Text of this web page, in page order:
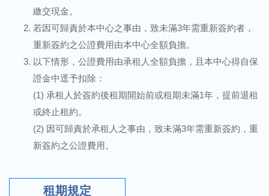
繳交現金。
若因可歸責於本中心之事由，致未滿3年需重新簽約者，
重新簽約之公證費用由本中心全額負擔。
以下情形，公證費用由承租人全額負擔，且本中心得自保
證金中逕予扣除：
(1) 承租人於簽約後租期開始前或租期未滿1年，提前退租
或終止租約。
(2) 因可歸責於承租人之事由，致未滿3年需重新簽約，重
新簽約之公證費用。
租期規定